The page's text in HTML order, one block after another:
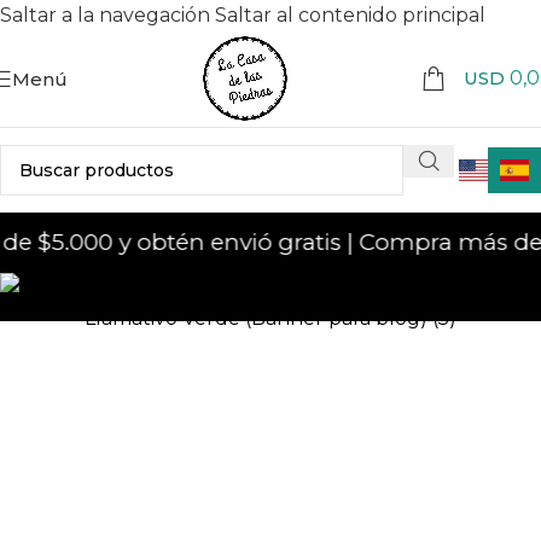
Saltar a la navegación Saltar al contenido principal
Menú USD
$5.000 y obtén envió gratis | Compra más